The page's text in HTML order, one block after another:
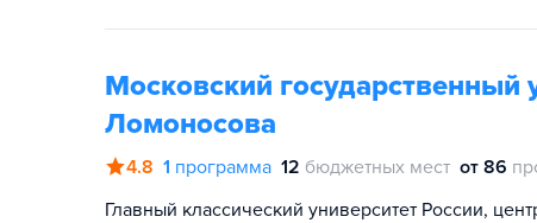
Московский государственный
Ломоносова
4.8 1 программа 12 бюджетных мест от 86
Главный классический университет России,